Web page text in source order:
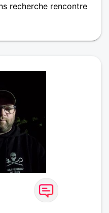
recherche rencontre